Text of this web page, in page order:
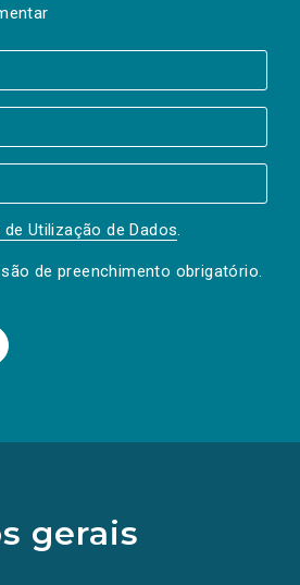
Utilização de Dados.
de preenchimento obrigatório.
gerais